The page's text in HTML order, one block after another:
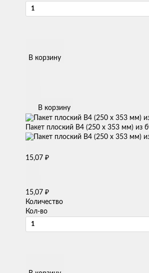
В корзину
В корзину
Пакет плоский B4 (250 х 353 мм) из
15,07 ₽
15,07 ₽
Количество
Кол-во